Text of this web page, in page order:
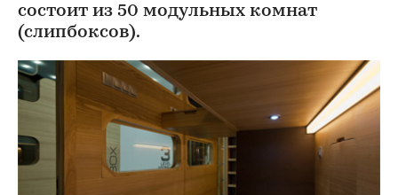
состоит из 50 модульных комнат
(слипбоксов).